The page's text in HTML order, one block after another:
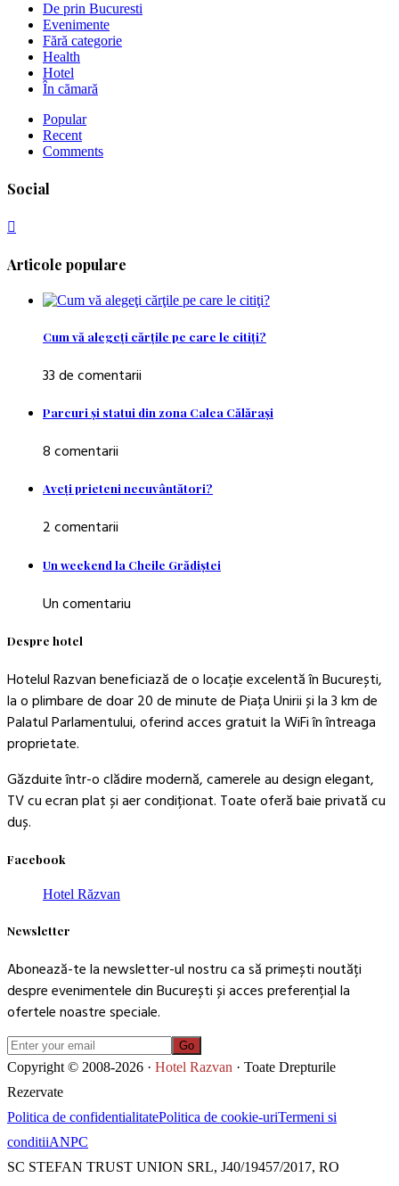
De prin Bucuresti
Evenimente
Fără categorie
Health
Hotel
În cămară
Popular
Recent
Comments
Social
Articole populare
Cum vă alegeţi cărţile pe care le citiţi?
33 de comentarii
Parcuri şi statui din zona Calea Călăraşi
8 comentarii
Aveţi prieteni necuvântători?
2 comentarii
Un weekend la Cheile Grădiştei
Un comentariu
Despre hotel
Hotelul Razvan beneficiază de o locație excelentă în București,
la o plimbare de doar 20 de minute de Piața Unirii și la 3 km de
Palatul Parlamentului, oferind acces gratuit la WiFi în întreaga
proprietate.
Găzduite într-o clădire modernă, camerele au design elegant,
TV cu ecran plat și aer condiționat. Toate oferă baie privată cu
duș.
Facebook
Hotel Răzvan
Newsletter
Abonează-te la newsletter-ul nostru ca să primești noutăți
despre evenimentele din București și acces preferențial la
ofertele noastre speciale.
Go
Copyright © 2008-2026 · Hotel Razvan · Toate Drepturile
Rezervate
Politica de confidentialitatePolitica de cookie-uriTermeni si
conditiiANPC
SC STEFAN TRUST UNION SRL, J40/19457/2017, RO